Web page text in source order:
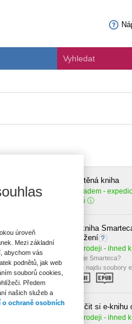
Tištěná kniha
Skladem -
dnů
E-kniha
stažení
V prodeji - ihned
Co je Smarteca?
Kde najdu soubory
Půjčit si e-knihu
V prodeji - ihned
Janků,
úroveň
Mezi základní
abychom vás
podnětů, jak web
souborů cookies,
Předem
našich služeb a
o ochraně osobních